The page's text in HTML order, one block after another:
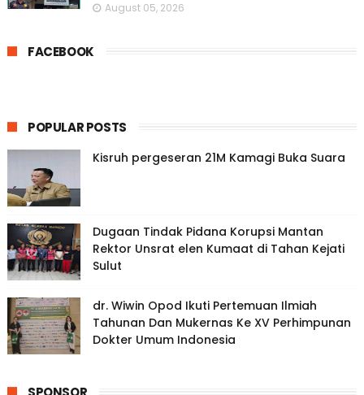
August 05, 2026
FACEBOOK
POPULAR POSTS
Kisruh pergeseran 21M Kamagi Buka Suara
Dugaan Tindak Pidana Korupsi Mantan
Rektor Unsrat elen Kumaat di Tahan Kejati
Sulut
dr. Wiwin Opod Ikuti Pertemuan Ilmiah
Tahunan Dan Mukernas Ke XV Perhimpunan
Dokter Umum Indonesia